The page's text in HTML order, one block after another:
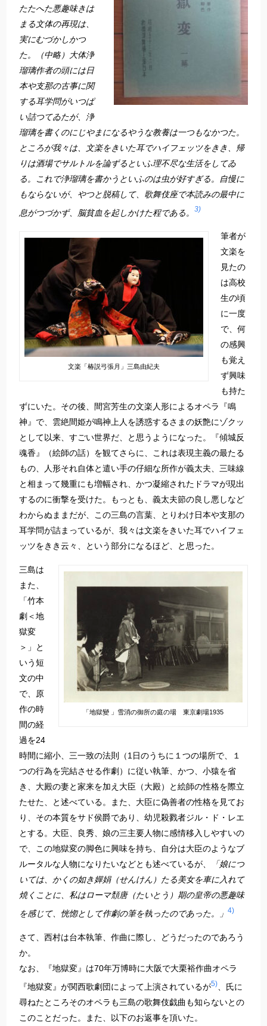
たたへた悪趣味きは
まる文体の再現は、
実にむづかしかつ
た。（中略）大体浄
瑠璃作者の頭には日
本や支那の古事に関
する耳学問がいつぱ
い詰つてゐたが、浄
瑠璃を書くのにじやまになるやうな教養は一つもなかつた。
ところが我々は、文楽をきいた耳でハイフェッツをきき、帰
りは酒場でサルトルを論ずるといふ理不尽な生活をしてゐ
る。これで浄瑠璃を書かうといふのは虫が好すぎる。自慢に
もならないが、やつと脱稿して、歌舞伎座で本読みの最中に
息がつづかず、脳貧血を起しかけた程である。
3)
文楽「椿説弓張月」三島由紀夫
筆者が
文楽を
見たの
は高校
生の頃
に一度
で、何
の感興
も覚え
ず興味
も持た
ずにいた。その後、間宮芳生の文楽人形によるオペラ『鳴
神』で、雲絶間姫が鳴神上人を誘惑するさまの妖艶にゾクッ
として以来、すごい世界だ、と思うようになった。『傾城反
魂香』（絵師の話）を観てさらに、これは表現主義の最たる
もの、人形それ自体と遣い手の仔細な所作が義太夫、三味線
と相まって幾重にも増幅され、かつ凝縮されたドラマが現出
するのに衝撃を受けた。もっとも、義太夫節の良し悪しなど
わからぬままだが、この三島の言葉、とりわけ日本や支那の
耳学問が詰まっているが、我々は文楽をきいた耳でハイフェ
ッツをきき云々、という部分になるほど、と思った。
「地獄變 」雪消の御所の庭の場 東京劇場1935
三島は
また、
「竹本
劇＜地
獄変
＞」と
いう短
文の中
で、原
作の時
間の経
過を24
時間に縮小、三一致の法則（1日のうちに１つの場所で、１
つの行為を完結させる作劇）に従い執筆、かつ、小猿を省
き、大殿の妻と家来を加え大臣（大殿）と絵師の性格を際立
たせた、と述べている。また、大臣に偽善者の性格を見てお
り、その本質をサド侯爵であり、幼児殺戮者ジル・ド・レエ
とする。大臣、良秀、娘の三主要人物に感情移入しやすいの
で、この地獄変の脚色に興味を持ち、自分は大臣のようなブ
ルータルな人物になりたいなどとも述べているが、
「娘につ
いては、かくの如き嬋娟（せんけん）たる美女を車に入れて
焼くことに、私はローマ頽唐（たいとう）期の皇帝の悪趣味
を感じて、恍惚として作劇の筆を執ったのであった。」 4)
さて、西村は台本執筆、作曲に際し、どうだったのであろう
か。
なお、『地獄変』は70年万博時に大阪で大栗裕作曲オペラ
『地獄変』が関西歌劇団によって上演されているが5)、氏に
尋ねたところそのオペラも三島の歌舞伎戯曲も知らないとの
このことだった。また、以下のお返事を頂いた。